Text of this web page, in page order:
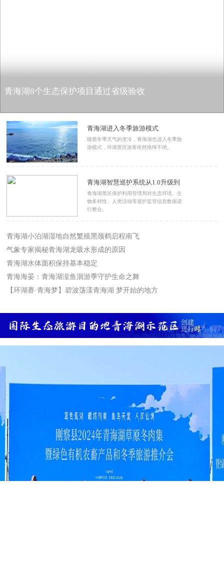
青海湖8个生态保护项目通过省级验收
青海湖进入冬季旅游模式
随着冬季天气的变冷，青海湖也进入冬季旅
游模式，环湖景区游客依然络绎不绝。
青海湖智慧巡护系统从1.0升级到
2.0
青海湖景区保护利用管理局对生态环境、生
物多样性、人类活动等巡护监管信息数据进
行整合。
青海湖小泊湖湿地自然繁殖黑颈鹤启程南飞
气象专家揭秘青海湖龙吸水形成的原因
青海湖水体面积保持基本稳定
青海海晏：青海湖湟鱼洄游季守护生命之舞
【环湖赛·青海梦】碧波荡漾青海湖 梦开始的地方